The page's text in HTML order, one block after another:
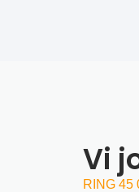
Vi
RING 45